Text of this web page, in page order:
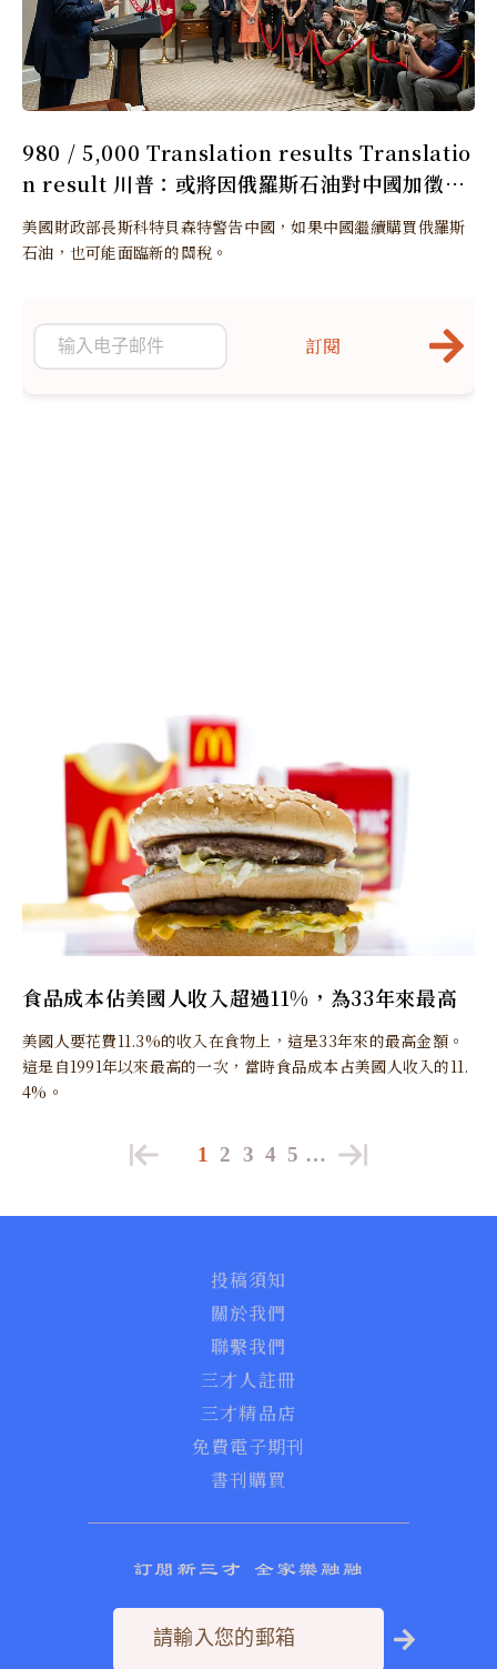
980 / 5,000 Translation results Translatio
n result 川普：或將因俄羅斯石油對中國加徵更
多關稅
美國財政部長斯科特貝森特警告中國，如果中國繼續購買俄羅斯
石油，也可能面臨新的關稅。
食品成本佔美國人收入超過11%，為33年來最高
美國人要花費11.3%的收入在食物上，這是33年來的最高金額。
這是自1991年以來最高的一次，當時食品成本占美國人收入的11.
4%。
訂閱
1 2 3 4 5 …
投稿須知
關於我們
聯繫我們
三才人註冊
三才精品店
免費電子期刊
書刊購買
訂閱新三才 全家樂融融